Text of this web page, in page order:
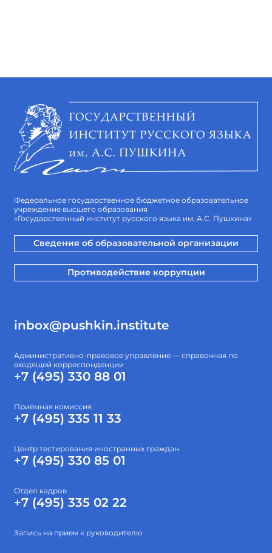
Федеральное государственное бюджетное образовательное
учреждение высшего образования
«Государственный институт русского языка им. А.С. Пушкина»
Сведения об образовательной организации
Противодействие коррупции
inbox@pushkin.institute
Административно-правовое управление — справочная по
входящей корреспонденции
+7 (495) 330 88 01
Приёмная комиссия
+7 (495) 335 11 33
Центр тестирования иностранных граждан
+7 (495) 330 85 01
Отдел кадров
+7 (495) 335 02 22
Запись на прием к руководителю